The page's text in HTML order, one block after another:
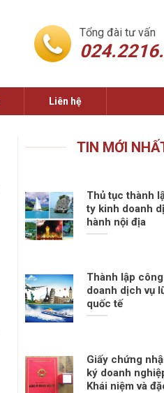
Tổng đài tư vấn
Liên hệ
TIN MỚI
Thủ tục thành
ty kinh doanh
hành nội địa
Thành lập
doanh dịch vụ
quốc tế
Giấy chứng
ký doanh
Khái niệm và